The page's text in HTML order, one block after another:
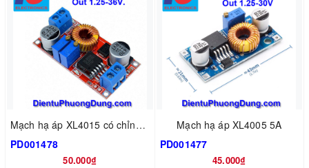
Mạch hạ áp XL4015 có chỉnh dòng
PD001478
50.000₫
Mạch hạ áp XL4005 5A
PD001477
45.000₫